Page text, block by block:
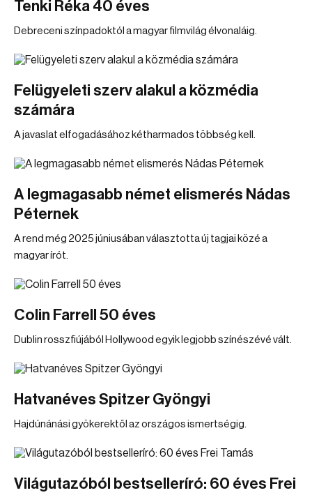
Tenki Réka 40 éves
Debreceni színpadoktól a magyar filmvilág élvonaláig.
Felügyeleti szerv alakul a közmédia
számára
A javaslat elfogadásához kétharmados többség kell.
A legmagasabb német elismerés Nádas
Péternek
A rend még 2025 júniusában választotta új tagjai közé a
magyar írót.
Colin Farrell 50 éves
Dublin rosszfiújából Hollywood egyik legjobb színészévé vált.
Hatvanéves Spitzer Gyöngyi
Hajdúnánási gyökerektől az országos ismertségig.
Világutazóból bestselleríró: 60 éves Frei